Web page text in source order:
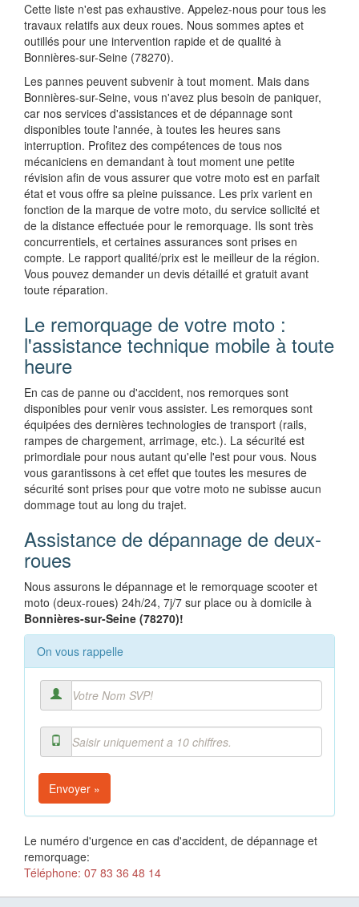
Cette liste n'est pas exhaustive. Appelez-nous pour tous les
travaux relatifs aux deux roues. Nous sommes aptes et
outillés pour une intervention rapide et de qualité à
Bonnières-sur-Seine (78270).
Les pannes peuvent subvenir à tout moment. Mais dans
Bonnières-sur-Seine, vous n'avez plus besoin de paniquer,
car nos services d'assistances et de dépannage sont
disponibles toute l'année, à toutes les heures sans
interruption. Profitez des compétences de tous nos
mécaniciens en demandant à tout moment une petite
révision afin de vous assurer que votre moto est en parfait
état et vous offre sa pleine puissance. Les prix varient en
fonction de la marque de votre moto, du service sollicité et
de la distance effectuée pour le remorquage. Ils sont très
concurrentiels, et certaines assurances sont prises en
compte. Le rapport qualité/prix est le meilleur de la région.
Vous pouvez demander un devis détaillé et gratuit avant
toute réparation.
Le remorquage de votre moto :
l'assistance technique mobile à toute
heure
En cas de panne ou d'accident, nos remorques sont
disponibles pour venir vous assister. Les remorques sont
équipées des dernières technologies de transport (rails,
rampes de chargement, arrimage, etc.). La sécurité est
primordiale pour nous autant qu'elle l'est pour vous. Nous
vous garantissons à cet effet que toutes les mesures de
sécurité sont prises pour que votre moto ne subisse aucun
dommage tout au long du trajet.
Assistance de dépannage de deux-
roues
Nous assurons le dépannage et le remorquage scooter et
moto (deux-roues) 24h/24, 7j/7 sur place ou à domicile à
Bonnières-sur-Seine (78270)!
On vous rappelle
Envoyer »
Le numéro d'urgence en cas d'accident, de dépannage et
remorquage:
Téléphone: 07 83 36 48 14